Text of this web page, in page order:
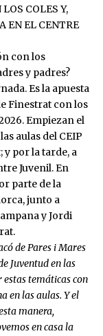
COLES Y,
EN EL CENTRE
con los
y padres?
Es la apuesta
Finestrat con los
Empiezan el
aulas del CEIP
y por la tarde, a
Juvenil. En
parte de la
junto a
y Jordi
de Pares i Mares
Juventud en las
temáticas con
en las aulas. Y el
manera,
en casa la